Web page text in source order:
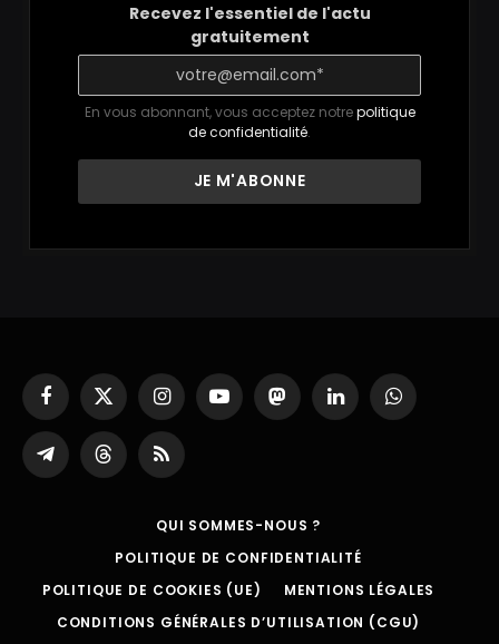
Recevez l'essentiel de l'actu
gratuitement
En vous abonnant, vous acceptez notrepolitique
de confidentialité.
Facebook
X
(Twitter)
InstagramYouTubeMastodonLinkedInWhatsApp
Partager
sur
ThreadsRSS
QUI SOMMES-NOUS ?
POLITIQUE DE CONFIDENTIALITÉ
POLITIQUE DE COOKIES (UE)
MENTIONS LÉGALES
CONDITIONS GÉNÉRALES D’UTILISATION (CGU)